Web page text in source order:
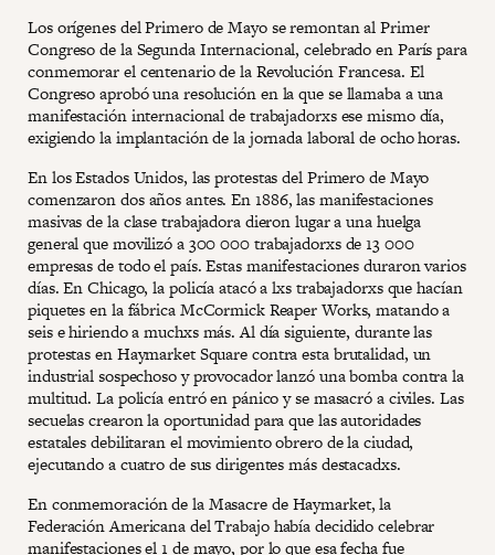
Los orígenes del Primero de Mayo se remontan al Primer
Congreso de la Segunda Internacional, celebrado en París para
conmemorar el centenario de la Revolución Francesa. El
Congreso aprobó una resolución en la que se llamaba a una
manifestación internacional de trabajadorxs ese mismo día,
exigiendo la implantación de la jornada laboral de ocho horas.
En los Estados Unidos, las protestas del Primero de Mayo
comenzaron dos años antes. En 1886, las manifestaciones
masivas de la clase trabajadora dieron lugar a una huelga
general que movilizó a 300 000 trabajadorxs de 13 000
empresas de todo el país. Estas manifestaciones duraron varios
días. En Chicago, la policía atacó a lxs trabajadorxs que hacían
piquetes en la fábrica McCormick Reaper Works, matando a
seis e hiriendo a muchxs más. Al día siguiente, durante las
protestas en Haymarket Square contra esta brutalidad, un
industrial sospechoso y provocador lanzó una bomba contra la
multitud. La policía entró en pánico y se masacró a civiles. Las
secuelas crearon la oportunidad para que las autoridades
estatales debilitaran el movimiento obrero de la ciudad,
ejecutando a cuatro de sus dirigentes más destacadxs.
En conmemoración de la Masacre de Haymarket, la
Federación Americana del Trabajo había decidido celebrar
manifestaciones el 1 de mayo, por lo que esa fecha fue